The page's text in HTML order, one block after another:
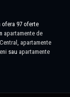
ofera 97 oferte
apartamente de
apartamente
sau apartamente